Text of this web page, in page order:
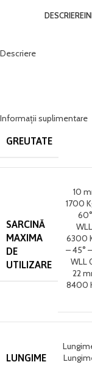
DESCRIERE
Descriere
Informații suplimentare
GREUTATE
SARCINĂ
MAXIMA
DE
UTILIZARE
10
1700
6300
– 45°
WLL
22
8400
LUNGIME